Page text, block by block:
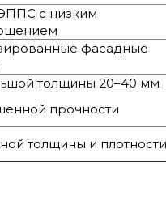
с низким
фасадные
толщины 20–40 мм
прочности
толщины и плотности